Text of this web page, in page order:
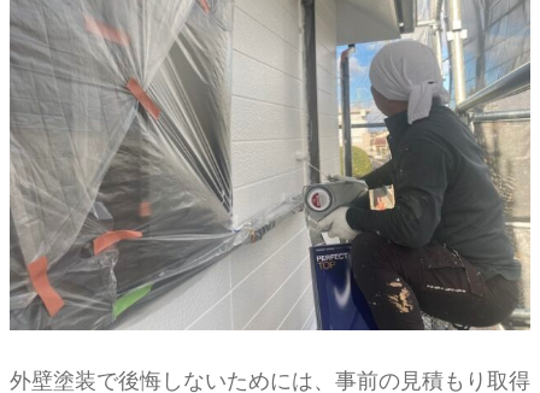
外壁塗装で後悔しないためには、事前の見積もり取得